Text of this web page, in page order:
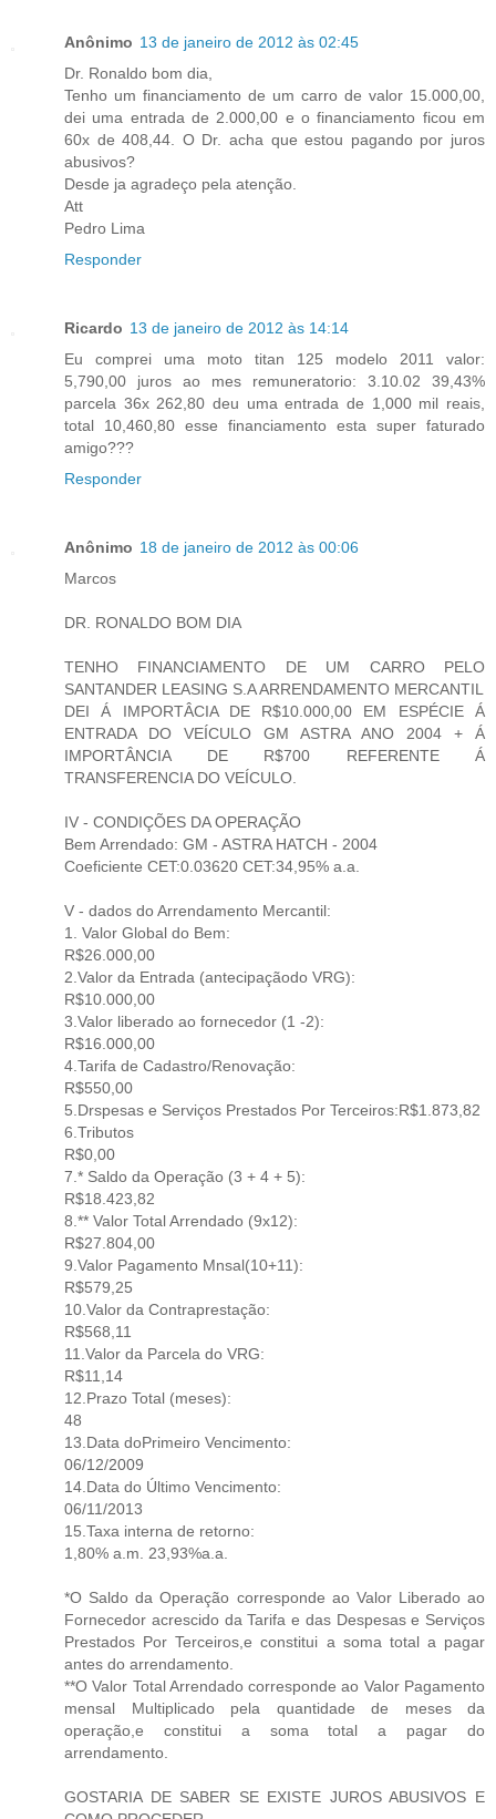
Anônimo 13 de janeiro de 2012 às 02:45
Dr. Ronaldo bom dia,
Tenho um financiamento de um carro de valor 15.000,00,
dei uma entrada de 2.000,00 e o financiamento ficou em
60x de 408,44. O Dr. acha que estou pagando por juros
abusivos?
Desde ja agradeço pela atenção.
Att
Pedro Lima
Responder
Ricardo 13 de janeiro de 2012 às 14:14
Eu comprei uma moto titan 125 modelo 2011 valor:
5,790,00 juros ao mes remuneratorio: 3.10.02 39,43%
parcela 36x 262,80 deu uma entrada de 1,000 mil reais,
total 10,460,80 esse financiamento esta super faturado
amigo???
Responder
Anônimo 18 de janeiro de 2012 às 00:06
Marcos
DR. RONALDO BOM DIA
TENHO FINANCIAMENTO DE UM CARRO PELO
SANTANDER LEASING S.A ARRENDAMENTO MERCANTIL
DEI Á IMPORTÂCIA DE R$10.000,00 EM ESPÉCIE Á
ENTRADA DO VEÍCULO GM ASTRA ANO 2004 + Á
IMPORTÂNCIA DE R$700 REFERENTE Á
TRANSFERENCIA DO VEÍCULO.
IV - CONDIÇÕES DA OPERAÇÃO
Bem Arrendado: GM - ASTRA HATCH - 2004
Coeficiente CET:0.03620 CET:34,95% a.a.
V - dados do Arrendamento Mercantil:
1. Valor Global do Bem:
R$26.000,00
2.Valor da Entrada (antecipaçãodo VRG):
R$10.000,00
3.Valor liberado ao fornecedor (1 -2):
R$16.000,00
4.Tarifa de Cadastro/Renovação:
R$550,00
5.Drspesas e Serviços Prestados Por Terceiros:R$1.873,82
6.Tributos
R$0,00
7.* Saldo da Operação (3 + 4 + 5):
R$18.423,82
8.** Valor Total Arrendado (9x12):
R$27.804,00
9.Valor Pagamento Mnsal(10+11):
R$579,25
10.Valor da Contraprestação:
R$568,11
11.Valor da Parcela do VRG:
R$11,14
12.Prazo Total (meses):
48
13.Data doPrimeiro Vencimento:
06/12/2009
14.Data do Último Vencimento:
06/11/2013
15.Taxa interna de retorno:
1,80% a.m. 23,93%a.a.
*O Saldo da Operação corresponde ao Valor Liberado ao
Fornecedor acrescido da Tarifa e das Despesas e Serviços
Prestados Por Terceiros,e constitui a soma total a pagar
antes do arrendamento.
**O Valor Total Arrendado corresponde ao Valor Pagamento
mensal Multiplicado pela quantidade de meses da
operação,e constitui a soma total a pagar do
arrendamento.
GOSTARIA DE SABER SE EXISTE JUROS ABUSIVOS E